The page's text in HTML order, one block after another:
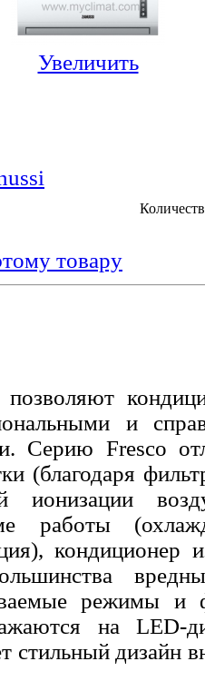
Увеличить
товару
и
Серию Fresco
(благодаря
ионизации
работы
кондиционер
режимы и
на LED-
стильный дизайн